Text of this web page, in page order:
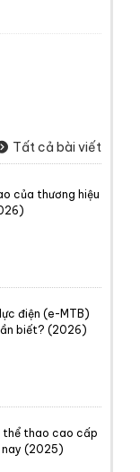
Tất cả bài viết
của thương hiệu
điện (e-MTB)
biết? (2026)
thể thao cao cấp
nay (2025)